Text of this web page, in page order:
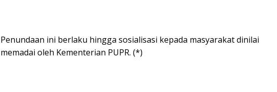
Penundaan ini berlaku hingga sosialisasi kepada masyarakat dinilai
memadai oleh Kementerian PUPR. (*)